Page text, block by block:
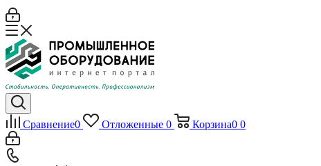
Сравнение0 Отложенные 0 Корзина0 0